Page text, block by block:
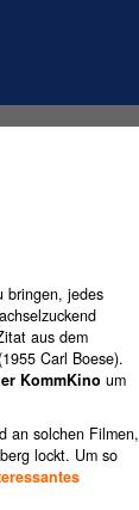
bringen, jedes
aus dem
(1955 Carl Boese).
KommKino um
an solchen Filmen,
lockt. Um so